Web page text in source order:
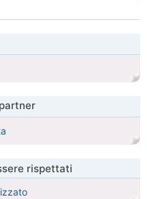
rispettati